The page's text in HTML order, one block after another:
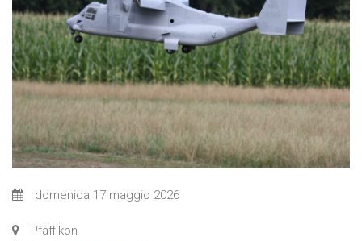
domenica 17 maggio 2026
Pfäffikon